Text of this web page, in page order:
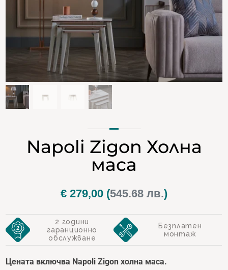
Napoli Zigon Холна
маса
€ 279,00 (545.68 лв.)
2 години
гаранционно
обслужване
Безплатен
монтаж
Цената включва Napoli Zigon холна маса.